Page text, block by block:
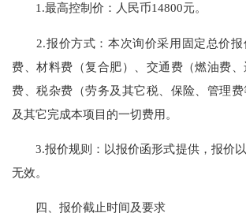
1.最高控制价：人民币14800元。
2.报价方式：本次询价采用固定总价报
费、材料费（复合肥）、交通费（燃油费
费、税杂费（劳务及其它税、保险、管理
及其它完成本项目的一切费用。
3.报价规则：以报价函形式提供，报价以
无效。
四、报价截止时间及要求